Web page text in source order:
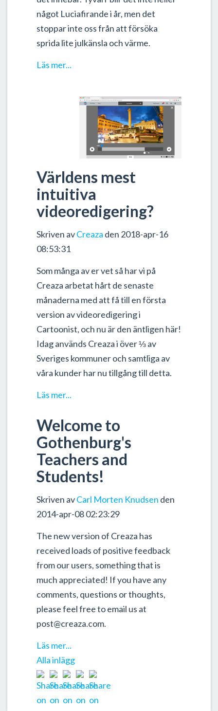
något Luciafirande i år, men det
stoppar inte oss från att försöka
sprida lite julkänsla och värme.
Läs mer...
Världens mest
intuitiva
videoredigering?
Skriven avCreaza den 2018-apr-16
08:53:31
Som många av er vet så har vi på
Creaza arbetat hårt de senaste
månaderna med att få till en första
version av videoredigering i
Cartoonist, och nu är den äntligen här!
Idag används Creaza i över ⅓ av
Sveriges kommuner och samtliga av
våra kunder har nu tillgång till detta.
Läs mer...
Welcome to
Gothenburg's
Teachers and
Students!
Skriven avCarl Morten Knudsen den
2014-apr-08 02:23:29
The new version of Creaza has
received loads of positive feedback
from our users, something that is
much appreciated! If you have any
comments, questions or thoughts,
please feel free to email us at
post@creaza.com.
Läs mer...
Alla inlägg